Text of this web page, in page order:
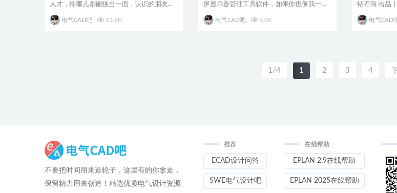
人才，拎哪儿都能独当一面，认识的朋友里
电气CAD吧
13.6K
屏显示器管理工具软件，如果你也像我一样
电气CAD吧
8.0K
钻石海 出品
电气CAD
1/4 1 2 3 4
不要把时间用来造轮子，这里有的你拿走，
保留精力用来创造！精选优质电气设计资源
推荐
ECAD设计问答
SWE电气设计吧
在线帮助
EPLAN 2.9在线帮助
EPLAN 2025在线帮助